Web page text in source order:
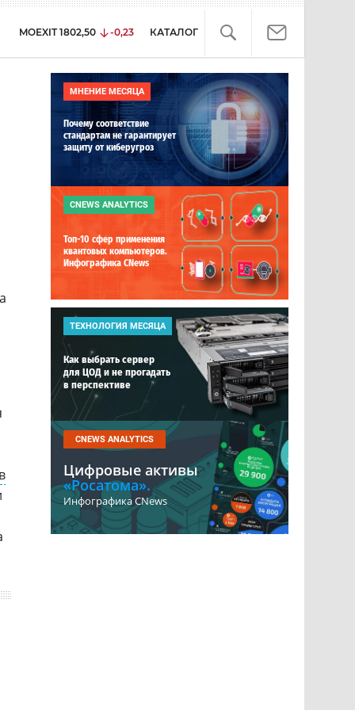
MOEXIT 1802,50 -0,23 КАТАЛОГ
МНЕНИЕ МЕСЯЦА
Почему соответствие
стандартам не гарантирует
защиту от киберугроз
CNEWS ANALYTICS
Топ-10 сфер применения
квантовых компьютеров.
Инфографика CNews
ТЕХНОЛОГИЯ МЕСЯЦА
Как выбрать сервер
для ЦОД и не прогадать
в перспективе
CNEWS ANALYTICS
Цифровые активы
«Росатома».
Инфографика CNews